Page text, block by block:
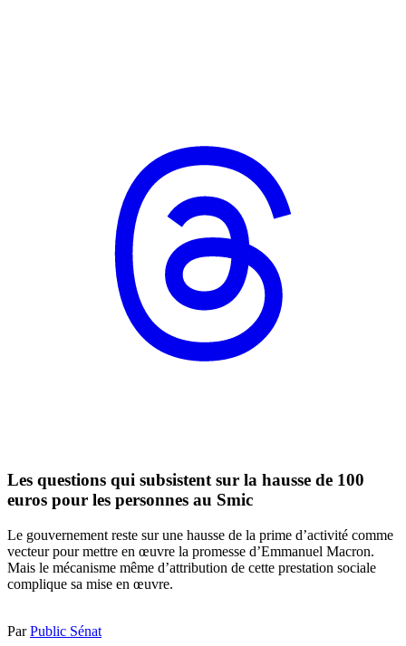
Les questions qui subsistent sur la hausse de 100
euros pour les personnes au Smic
Le gouvernement reste sur une hausse de la prime d’activité comme
vecteur pour mettre en œuvre la promesse d’Emmanuel Macron.
Mais le mécanisme même d’attribution de cette prestation sociale
complique sa mise en œuvre.
ParPublic Sénat